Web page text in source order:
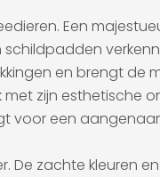
Een
en brengt de
zijn esthetische
voor een
De zachte kleuren